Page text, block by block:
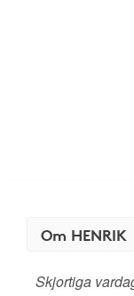
Om HENRIK
Skjortiga